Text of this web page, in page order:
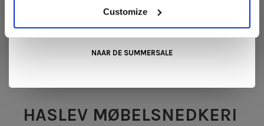
Customize
Haslev Møbelsnedkeri staat voor Deens timmerwerk
van meer dan 60 jaar: massief hout, ambachtelijke
HASLEV MØBELSNEDKERI
mooiste aanbiedingen tijdens de
Summer Sale van Snip
. De koffie of thee staat voor je klaar!
NAAR DE SUMMERSALE